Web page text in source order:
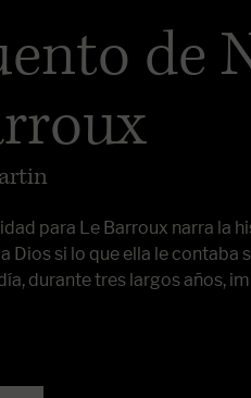
de
para Le Barroux narra la
Dios si lo que ella le contaba
durante tres largos años,